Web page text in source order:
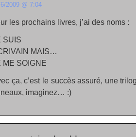
2009 @ 7:04
les prochains livres, j’ai des noms :
SUIS
MAIS…
ME SOIGNE
ça, c’est le succès assuré, une
imaginez… :)